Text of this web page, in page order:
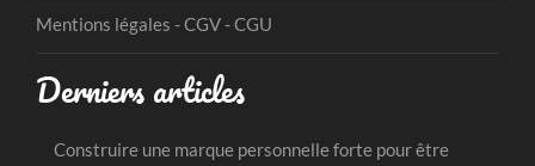
Mentions légales - CGV - CGU
Derniers articles
Construire une marque personnelle forte pour être